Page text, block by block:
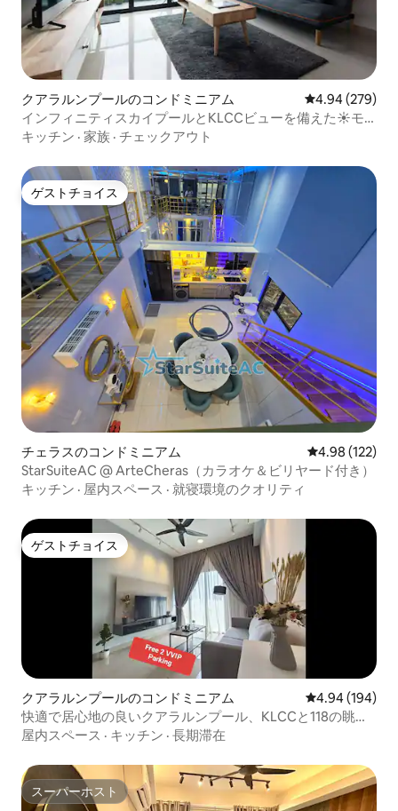
クアラルンプールのコンドミニアム レビュー279
4.94 (279)
インフィニティスカイプールとKLCCビューを備えた☀モ
ダンなコンドミニアム
キッチン · 家族 · チェックアウト
ゲストチョイス
ゲストチョイス
チェラスのコンドミニアム レビュー122
4.98 (122)
StarSuiteAC @ ArteCheras（カラオケ＆ビリヤード付き）
キッチン · 屋内スペース · 就寝環境のクオリティ
ゲストチョイス
ゲストチョイス
クアラルンプールのコンドミニアム レビュー194
4.94 (194)
快適で居心地の良いクアラルンプール、KLCCと118の眺
望、3部屋2寝室、吉隆坡
屋内スペース · キッチン · 長期滞在
スーパーホスト
スーパーホスト